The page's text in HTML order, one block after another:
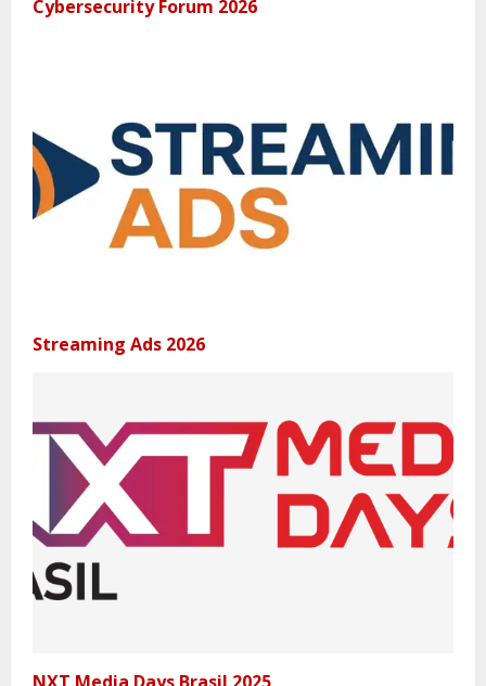
Cybersecurity Forum 2026
Streaming Ads 2026
NXT Media Days Brasil 2025